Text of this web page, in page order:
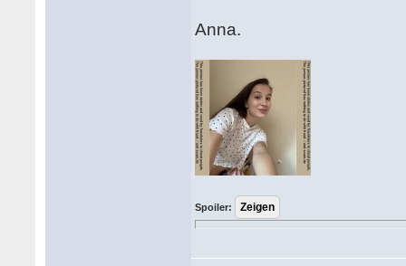
Anna.
Spoiler: